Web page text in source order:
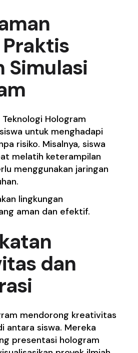
Simulasi
Hologram
untuk menghadapi
risiko. Misalnya, siswa
melatih keterampilan
menggunakan jaringan
lingkungan
aman dan efektif.
dan
mendorong kreativitas
antara siswa. Mereka
presentasi hologram